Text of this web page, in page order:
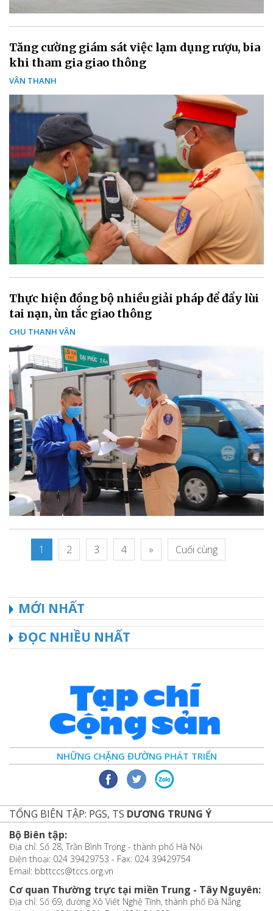
Tăng cường giám sát việc lạm dụng rượu, bia
khi tham gia giao thông
VÂN THANH
Thực hiện đồng bộ nhiều giải pháp để đẩy lùi
tai nạn, ùn tắc giao thông
CHU THANH VÂN
1 2 3 4 » Cuối cùng
MỚI NHẤT
ĐỌC NHIỀU NHẤT
NHỮNG CHẶNG ĐƯỜNG PHÁT TRIỂN
TỔNG BIÊN TẬP: PGS, TS DƯƠNG TRUNG Ý
Bộ Biên tập:
Địa chỉ: Số 28, Trần Bình Trọng - thành phố Hà Nội
Điện thoại: 024 39429753 - Fax: 024 39429754
Email: bbttccs@tccs.org.vn
Cơ quan Thường trực tại miền Trung - Tây Nguyên:
Địa chỉ: Số 69, đường Xô Viết Nghệ Tĩnh, thành phố Đà Nẵng